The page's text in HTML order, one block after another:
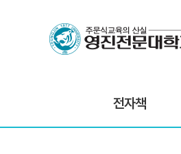
전자책